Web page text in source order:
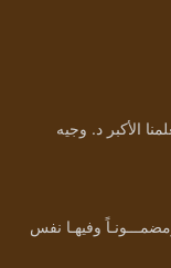
الأكبر د. وجيه
وفيهـا نفس